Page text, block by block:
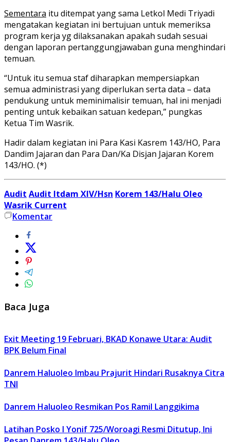
Sementara itu ditempat yang sama Letkol Medi Triyadi
mengatakan kegiatan ini bertujuan untuk memeriksa
program kerja yg dilaksanakan apakah sudah sesuai
dengan laporan pertanggungjawaban guna menghindari
temuan.
“Untuk itu semua staf diharapkan mempersiapkan
semua administrasi yang diperlukan serta data – data
pendukung untuk meminimalisir temuan, hal ini menjadi
penting untuk kebaikan satuan kedepan,” pungkas
Ketua Tim Wasrik.
Hadir dalam kegiatan ini Para Kasi Kasrem 143/HO, Para
Dandim Jajaran dan Para Dan/Ka Disjan Jajaran Korem
143/HO. (*)
Audit Audit Itdam XIV/Hsn Korem 143/Halu Oleo
Wasrik Current
Komentar
Baca Juga
Exit Meeting 19 Februari, BKAD Konawe Utara: Audit
BPK Belum Final
Danrem Haluoleo Imbau Prajurit Hindari Rusaknya Citra
TNI
Danrem Haluoleo Resmikan Pos Ramil Langgikima
Latihan Posko I Yonif 725/Woroagi Resmi Ditutup, Ini